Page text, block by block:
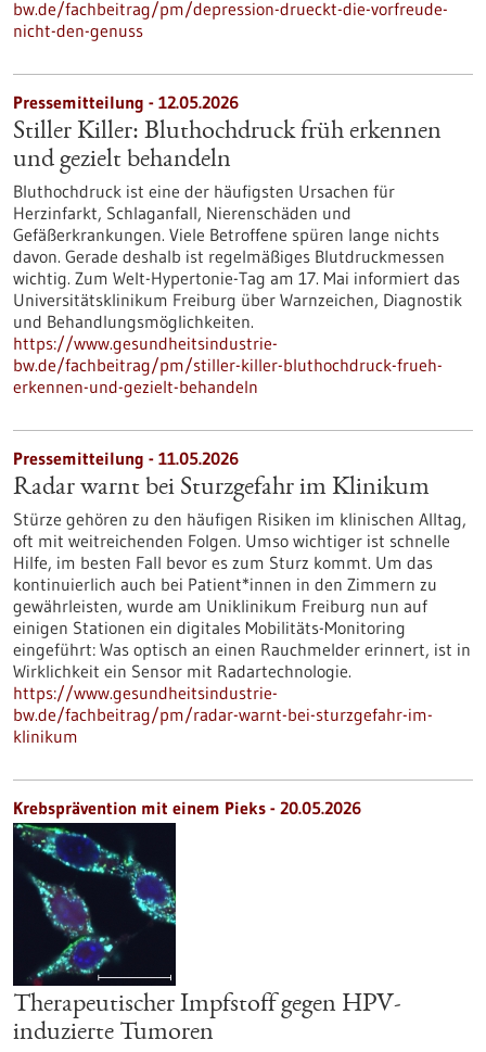
bw.de/fachbeitrag/pm/depression-drueckt-die-vorfreude-
nicht-den-genuss
Pressemitteilung - 12.05.2026
Stiller Killer: Bluthochdruck früh erkennen
und gezielt behandeln
Bluthochdruck ist eine der häufigsten Ursachen für
Herzinfarkt, Schlaganfall, Nierenschäden und
Gefäßerkrankungen. Viele Betroffene spüren lange nichts
davon. Gerade deshalb ist regelmäßiges Blutdruckmessen
wichtig. Zum Welt-Hypertonie-Tag am 17. Mai informiert das
Universitätsklinikum Freiburg über Warnzeichen, Diagnostik
und Behandlungsmöglichkeiten.
https://www.gesundheitsindustrie-
bw.de/fachbeitrag/pm/stiller-killer-bluthochdruck-frueh-
erkennen-und-gezielt-behandeln
Pressemitteilung - 11.05.2026
Radar warnt bei Sturzgefahr im Klinikum
Stürze gehören zu den häufigen Risiken im klinischen Alltag,
oft mit weitreichenden Folgen. Umso wichtiger ist schnelle
Hilfe, im besten Fall bevor es zum Sturz kommt. Um das
kontinuierlich auch bei Patient*innen in den Zimmern zu
gewährleisten, wurde am Uniklinikum Freiburg nun auf
einigen Stationen ein digitales Mobilitäts-Monitoring
eingeführt: Was optisch an einen Rauchmelder erinnert, ist in
Wirklichkeit ein Sensor mit Radartechnologie.
https://www.gesundheitsindustrie-
bw.de/fachbeitrag/pm/radar-warnt-bei-sturzgefahr-im-
klinikum
Krebsprävention mit einem Pieks - 20.05.2026
Therapeutischer Impfstoff gegen HPV-
induzierte Tumoren